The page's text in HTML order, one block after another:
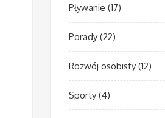
Pływanie (17)
Porady(22)
Rozwój osobisty(12)
Sporty(4)